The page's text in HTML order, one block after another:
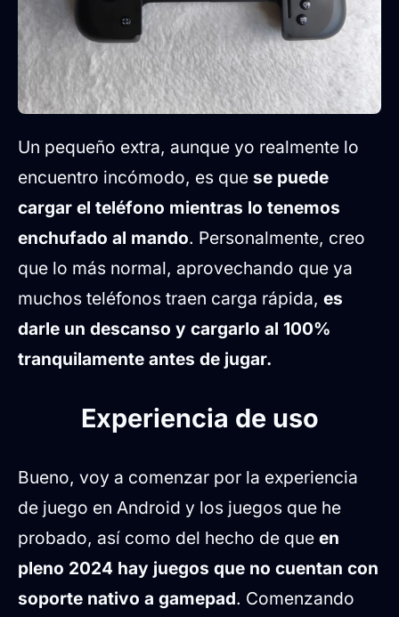
Un pequeño extra, aunque yo realmente lo
encuentro incómodo, es que se puede
cargar el teléfono mientras lo tenemos
enchufado al mando. Personalmente, creo
que lo más normal, aprovechando que ya
muchos teléfonos traen carga rápida, es
darle un descanso y cargarlo al 100%
tranquilamente antes de jugar.
Experiencia de uso
Bueno, voy a comenzar por la experiencia
de juego en Android y los juegos que he
probado, así como del hecho de que en
pleno 2024 hay juegos que no cuentan con
soporte nativo a gamepad. Comenzando